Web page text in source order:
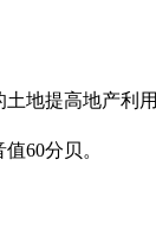
地提高地产利
60分贝。